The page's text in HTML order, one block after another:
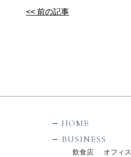
<< 前の記事
HOME
BUSINESS
飲食店 オフィス